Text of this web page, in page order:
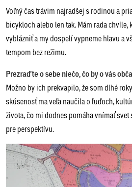
Voľný čas trávim najradšej s rodinou a
bicykloch alebo len tak. Mám rada chvíle,
vyblázniť a my dospelí vypneme hlavu a
tempom bez režimu.
Prezraďte o sebe niečo, čo by o vás
Možno by ich prekvapilo, že som dlhé
skúsenosť ma veľa naučila o ľuďoch,
života, čo mi dodnes pomáha vnímať
pre perspektívu.